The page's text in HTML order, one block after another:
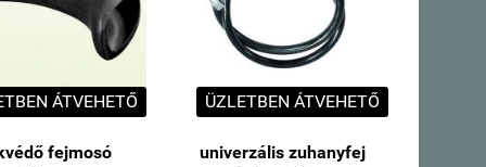
ÁTVEHETŐ
fejmosó
ÜZLETBEN ÁTVEHETŐ
univerzális zuhanyfej